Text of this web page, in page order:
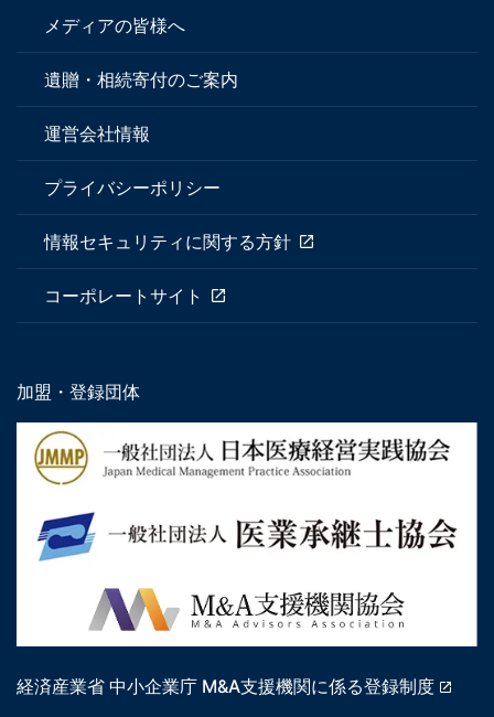
メディアの皆様へ
遺贈・相続寄付のご案内
運営会社情報
プライバシーポリシー
情報セキュリティに関する方針
コーポレートサイト
加盟・登録団体
経済産業省 中小企業庁 M&A支援機関に係る登録制度